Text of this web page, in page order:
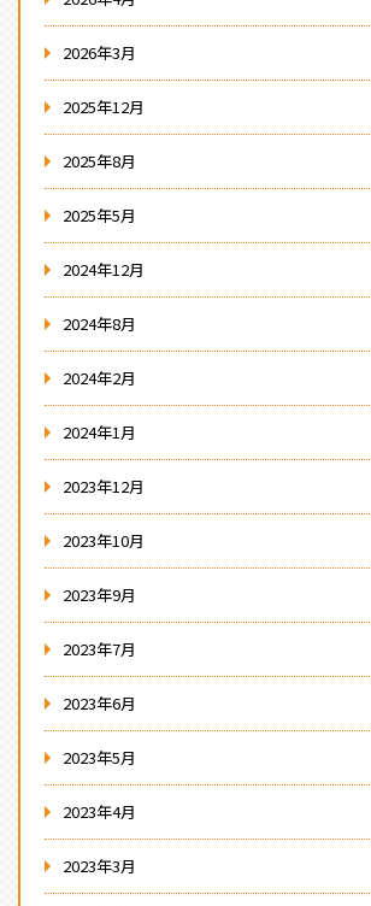
2026年3月
2025年12月
2025年8月
2025年5月
2024年12月
2024年8月
2024年2月
2024年1月
2023年12月
2023年10月
2023年9月
2023年7月
2023年6月
2023年5月
2023年4月
2023年3月